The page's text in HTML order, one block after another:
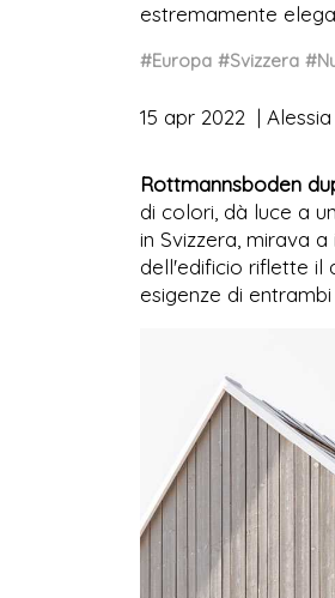
estremamente
#Europa #Svizzera
15 apr 2022
Rottmannsboden
di colori, dà luce a
in Svizzera, mirava
dell'edificio riflette il
esigenze di